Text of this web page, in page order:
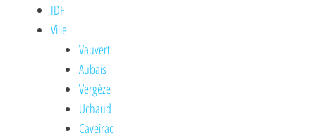
IDF
Ville
Vauvert
Aubais
Vergèze
Uchaud
Caveirac